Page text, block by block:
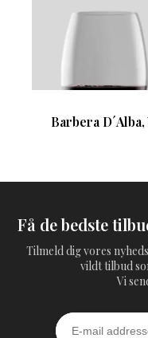
Barbera
Få de bedste
Tilmeld dig vores
vildt tilbud
Vi